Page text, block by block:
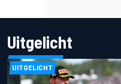
Uitgelicht
UITGELICHT